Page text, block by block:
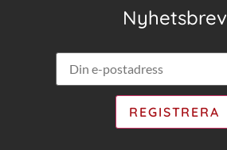
Nyhetsbrev